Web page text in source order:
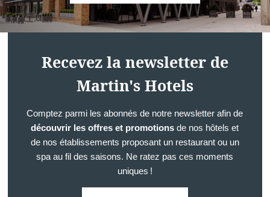
Recevez la newsletter de
Martin's Hotels
Comptez parmi les abonnés de notre newsletter afin de
découvrir les offres et promotions de nos hôtels et
de nos établissements proposant un restaurant ou un
spa au fil des saisons. Ne ratez pas ces moments
uniques !